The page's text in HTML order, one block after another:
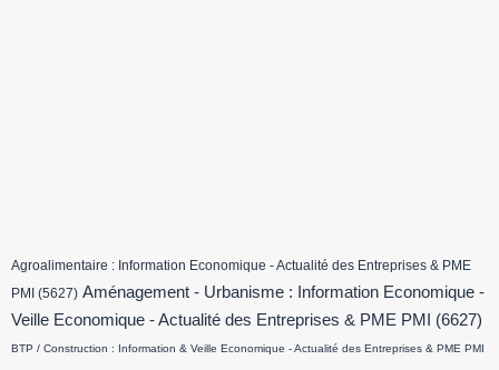
Agroalimentaire : Information Economique - Actualité des Entreprises & PME
PMI (5627) Aménagement - Urbanisme : Information Economique -
Veille Economique - Actualité des Entreprises & PME PMI
(6627)
BTP / Construction : Information & Veille Economique - Actualité des Entreprises & PME PMI